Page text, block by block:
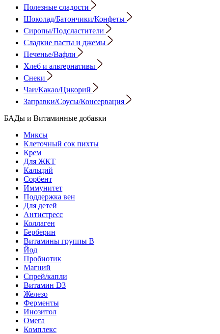
Полезные сладости
Шоколад/Батончики/Конфеты
Сиропы/Подсластители
Сладкие пасты и джемы
Печенье/Вафли
Хлеб и альтернативы
Снеки
Чаи/Какао/Цикорий
Заправки/Соусы/Консервация
БАДы и Витаминные добавки
Миксы
Клеточный сок пихты
Крем
Для ЖКТ
Кальций
Сорбент
Иммунитет
Поддержка вен
Для детей
Антистресс
Коллаген
Берберин
Витамины группы B
Йод
Пробиотик
Магний
Спрей/капли
Витамин D3
Железо
Ферменты
Инозитол
Омега
Комплекс